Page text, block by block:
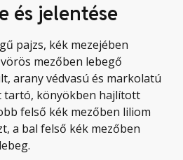
és jelentése
pajzs, kék mezejében
mezőben lebegő
arany védvasú és markolatú
tartó, könyökben hajlított
felső kék mezőben liliom
a bal felső kék mezőben